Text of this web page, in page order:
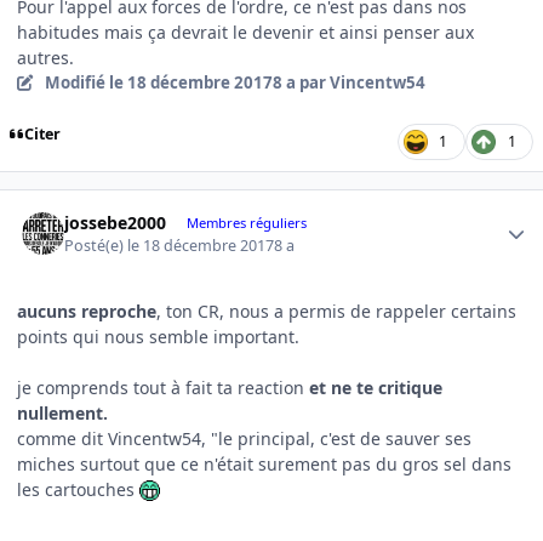
Pour l'appel aux forces de l'ordre, ce n'est pas dans nos
habitudes mais ça devrait le devenir et ainsi penser aux
autres.
Modifié le 18 décembre 20178 a par Vincentw54
Citer 1 1
jossebe2000 Membres réguliers
Posté(e) le 18 décembre 20178 a
aucuns reproche, ton CR, nous a permis de rappeler certains
points qui nous semble important.
je comprends tout à fait ta reaction et ne te critique
nullement.
comme dit Vincentw54, "le principal, c'est de sauver ses
miches surtout que ce n'était surement pas du gros sel dans
les cartouches